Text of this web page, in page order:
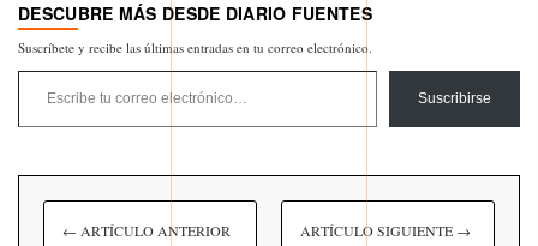
DESCUBRE MÁS DESDE DIARIO FUENTES
Suscríbete y recibe las últimas entradas en tu correo electrónico.
Escribe tu correo electrónico…
Suscribirse
← ARTÍCULO ANTERIOR ARTÍCULO SIGUIENTE →